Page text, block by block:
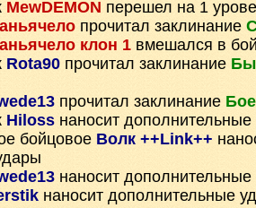
MewDEMON перешел на 1
прочитал заклинание
клон 1 вмешался в
Rota90 прочитал заклинание
прочитал заклинание
Hiloss наносит
бойцовое Волк ++Link++
наносит
наносит дополнительные